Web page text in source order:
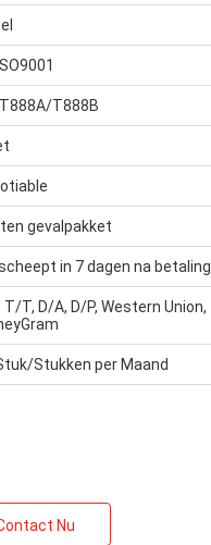
T888B
gevalpakket
in 7 dagen na betaling
T/T, D/A, D/P, Western Union,
Stukken per Maand
Nu